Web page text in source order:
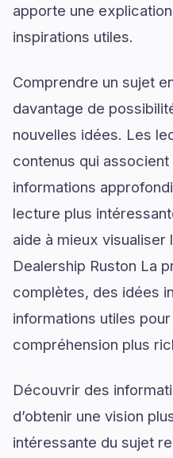
apporte une
inspirations utiles.
Comprendre un sujet
davantage de
nouvelles idées. Les
contenus qui
informations
lecture plus
aide à mieux visualiser
Dealership Ruston La
complètes, des idées
informations utiles
compréhension plus
Découvrir des
d’obtenir une vision
intéressante du sujet